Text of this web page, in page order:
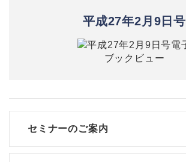
平成27年2月9日号
セミナーのご案内